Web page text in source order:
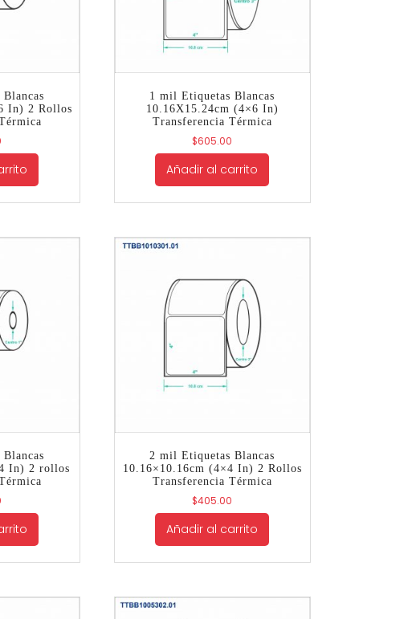
In) 2 Rollos
1 mil Etiquetas Blancas
10.16X15.24cm (4×6 In)
Transferencia Térmica
$605.00
Añadir al carrito
In) 2 rollos
2 mil Etiquetas Blancas
10.16×10.16cm (4×4 In) 2 Rollos
Transferencia Térmica
$405.00
Añadir al carrito